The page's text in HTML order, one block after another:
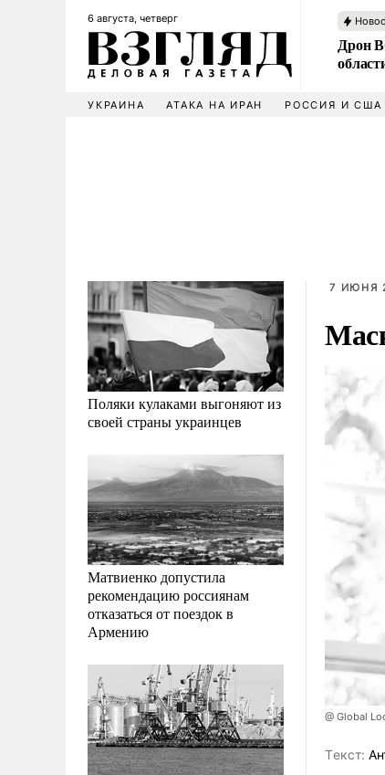
6 августа, четверг
Дрон
УКРАИНА АТАКА НА ИРАН РОССИЯ И США
Поляки кулаками выгоняют из
своей страны украинцев
Матвиенко допустила
рекомендацию россиянам
отказаться от поездок в
Армению
7 ИЮНЯ
@ Global
Tекст: